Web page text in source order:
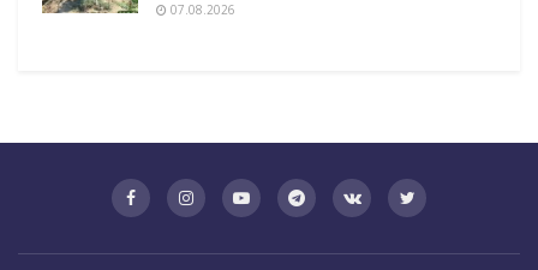
07.08.2026